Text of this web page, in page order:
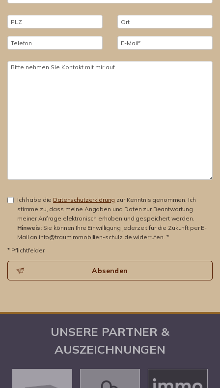
Ich habe die Datenschutzerklärung zur Kenntnis genommen. Ich
stimme zu, dass meine Angaben und Daten zur Beantwortung
meiner Anfrage elektronisch erhoben und gespeichert werden.
Hinweis:Sie können Ihre Einwilligung jederzeit für die Zukunft per E-
Mail an info@traumimmobilien-schulz.de widerrufen. *
* Pflichtfelder
Absenden
UNSERE PARTNER &
AUSZEICHNUNGEN